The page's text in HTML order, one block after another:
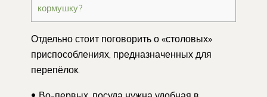
кормушку?
Отдельно стоит поговорить о «столовых»
приспособлениях, предназначенных для
перепёлок.